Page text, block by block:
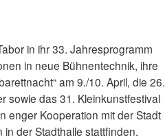
in ihr 33. Jahresprogramm
in neue Bühnentechnik, ihre
am 9./10. April, die 26.
sowie das 31. Kleinkunstfestival
enger Kooperation mit der Stadt
der Stadthalle stattfinden.